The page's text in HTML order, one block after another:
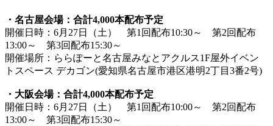
・名古屋会場：合計4,000本配布予定
開催日時：6月27日（土） 第1回配布10:30～ 第2回配布
13:00～ 第3回配布15:30～
開催場所：ららぽーと名古屋みなとアクルス1F屋外イベン
トスペース デカゴン(愛知県名古屋市港区港明2丁目3番2号)
・大阪会場：合計4,000本配布予定
開催日時：6月27日（土） 第1回配布10:00～ 第2回配布
13:00～ 第3回配布15:30～